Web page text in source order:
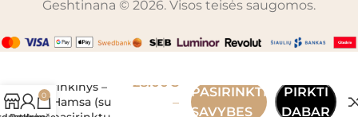
Geshtinana © 2026. Visos teisės saugomos.
Automobilinis
rinkinys –
Hamsa (su
28.00 €
–
PASIRINKTI
SAVYBES
PIRKTI
DABAR
0